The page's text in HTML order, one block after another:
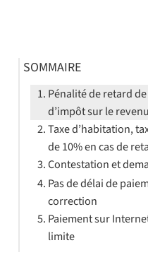
SOMMAIRE
Pénalité de retard
d’impôt sur le revenu
Taxe d’habitation,
de 10% en cas de
Contestation et
Pas de délai de
correction
Paiement sur
limite